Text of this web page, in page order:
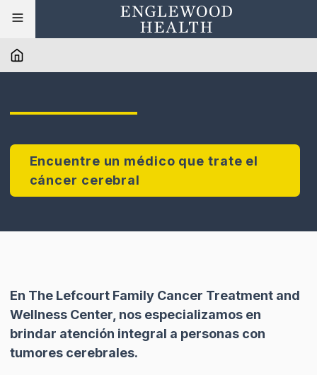
Encuentre un médico que trate el
cáncer cerebral
En The Lefcourt Family Cancer Treatment and
Wellness Center, nos especializamos en
brindar atención integral a personas con
tumores cerebrales.